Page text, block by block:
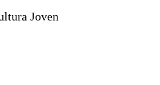
Joven